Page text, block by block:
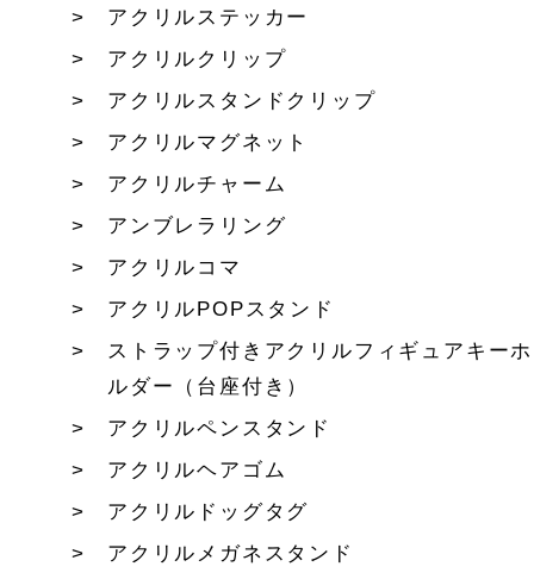
アクリルステッカー
アクリルクリップ
アクリルスタンドクリップ
アクリルマグネット
アクリルチャーム
アンブレラリング
アクリルコマ
アクリルPOPスタンド
ストラップ付きアクリルフィギュアキーホ
ルダー（台座付き）
アクリルペンスタンド
アクリルヘアゴム
アクリルドッグタグ
アクリルメガネスタンド